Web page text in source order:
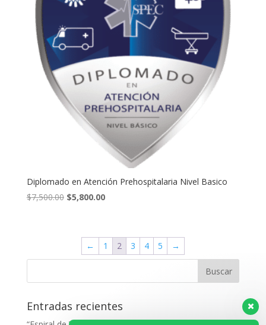
Diplomado en Atención Prehospitalaria Nivel Basico
$7,500.00 El
$7,500.00.
$5,800.00El
es:
$5,800.00.
← 1 2 3 4 5 →
Entradas recientes